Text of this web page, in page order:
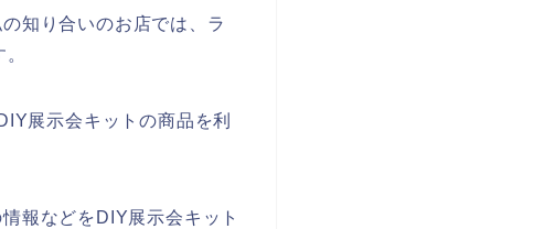
知り合いのお店では、ラ
展示会キットの商品を利
報などをDIY展示会キット